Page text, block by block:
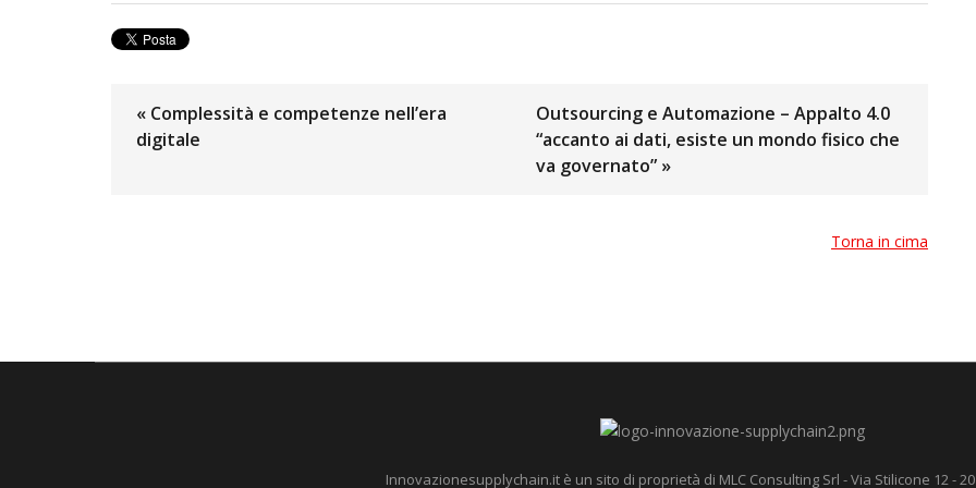
« Complessità e competenze nell’era
digitale
Outsourcing e Automazione – Appalto 4.0
“accanto ai dati, esiste un mondo fisico che
va governato” »
Torna in cima
Innovazionesupplychain.it è un sito di proprietà di MLC Consulting Srl - Via Stilicone 12 -